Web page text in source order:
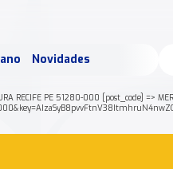
Novidades
RECIFE PE 51280-000 [post_code] =>